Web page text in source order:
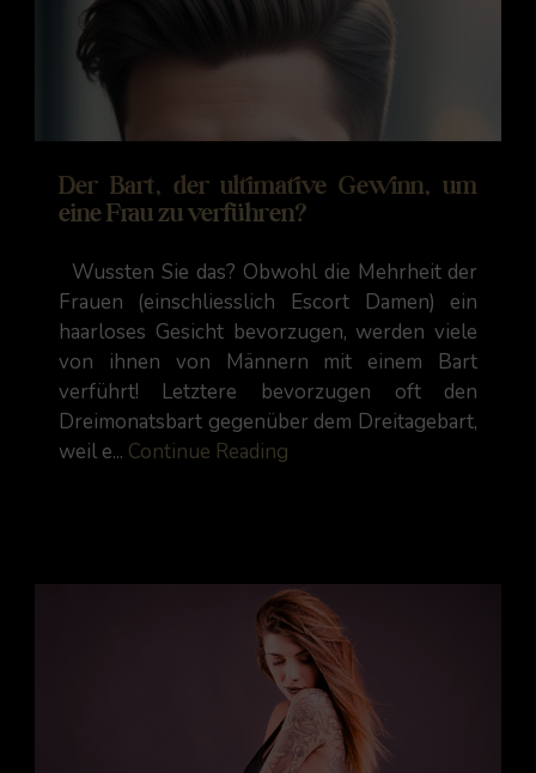
Der Bart, der ultimative Gewinn, um
eine Frau zu verführen?
Wussten Sie das? Obwohl die Mehrheit der
Frauen (einschliesslich Escort Damen) ein
haarloses Gesicht bevorzugen, werden viele
von ihnen von Männern mit einem Bart
verführt! Letztere bevorzugen oft den
Dreimonatsbart gegenüber dem Dreitagebart,
weil e... Continue Reading